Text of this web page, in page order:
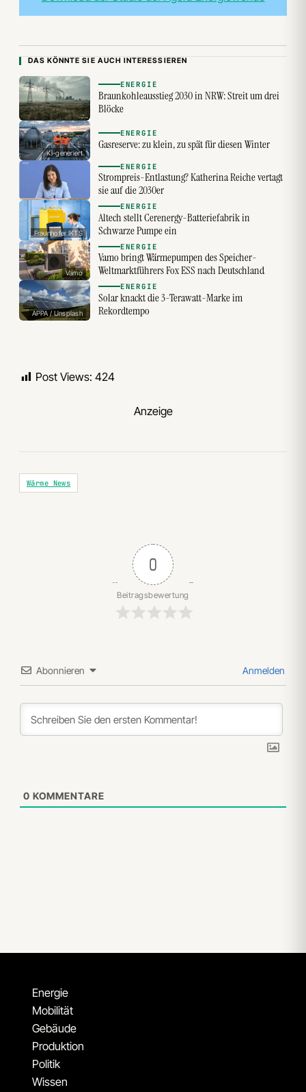
DAS KÖNNTE SIE AUCH INTERESSIEREN
ENERGIE
Braunkohleausstieg 2030 in NRW: Streit um drei
Blöcke
KI-generiert
ENERGIE
Gasreserve: zu klein, zu spät für diesen Winter
ENERGIE
Strompreis-Entlastung? Katherina Reiche vertagt
sie auf die 2030er
Fraunhofer IKTS
ENERGIE
Altech stellt Cerenergy-Batteriefabrik in
Schwarze Pumpe ein
Vamo
ENERGIE
Vamo bringt Wärmepumpen des Speicher-
Weltmarktführers Fox ESS nach Deutschland
APPA / Unsplash
ENERGIE
Solar knackt die 3-Terawatt-Marke im
Rekordtempo
Post Views: 424
Anzeige
Wärme News
0
Beitragsbewertung
Abonnieren Anmelden
0 KOMMENTARE
Energie
Mobilität
Gebäude
Produktion
Politik
Wissen